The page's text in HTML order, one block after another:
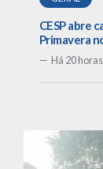
CESP abre
Primavera
Há 20 horas